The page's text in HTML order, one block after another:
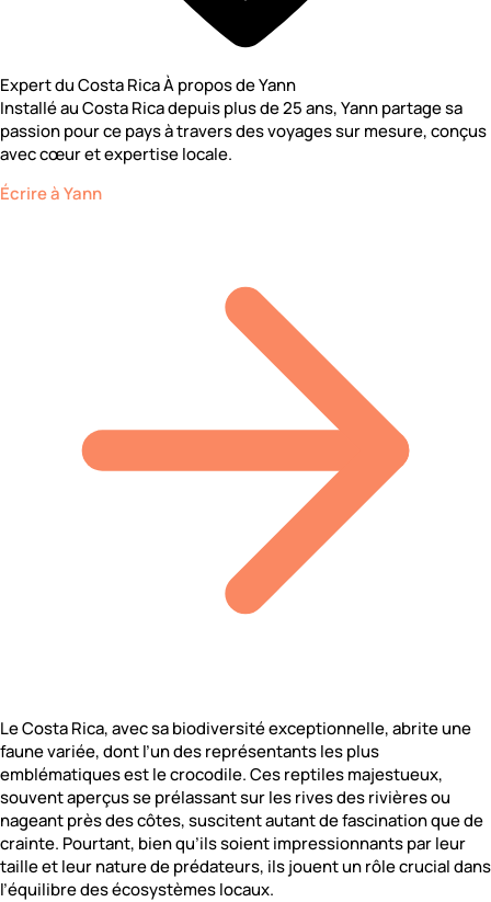
Expert du Costa RicaÀ propos de Yann
Installé au Costa Rica depuis plus de 25 ans, Yann partage sa
passion pour ce pays à travers des voyages sur mesure, conçus
avec cœur et expertise locale.
Écrire à Yann
Le Costa Rica, avec sa biodiversité exceptionnelle, abrite une
faune variée, dont l’un des représentants les plus
emblématiques est le crocodile. Ces reptiles majestueux,
souvent aperçus se prélassant sur les rives des rivières ou
nageant près des côtes, suscitent autant de fascination que de
crainte. Pourtant, bien qu’ils soient impressionnants par leur
taille et leur nature de prédateurs, ils jouent un rôle crucial dans
l’équilibre des écosystèmes locaux.